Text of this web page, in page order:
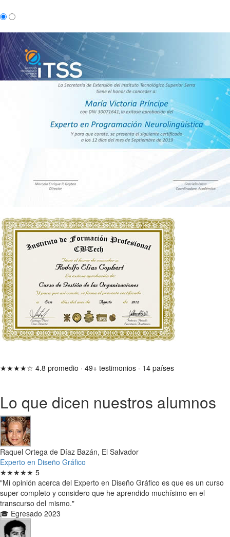
★★★★☆ 4.8 promedio · 49+ testimonios · 14 países
Lo que dicen nuestros alumnos
Raquel Ortega de Díaz Bazán, El Salvador
Experto en Diseño Gráfico
★★★★★ 5
"Mi opinión acerca del Experto en Diseño Gráfico es que es un curso
super completo y considero que he aprendido muchísimo en el
transcurso del mismo."
🎓 Egresado 2023